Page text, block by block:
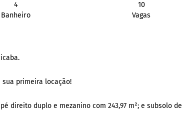
4
Banheiro
10
Vagas
primeira locação!
direito duplo e mezanino com 243,97 m²; e subsolo de